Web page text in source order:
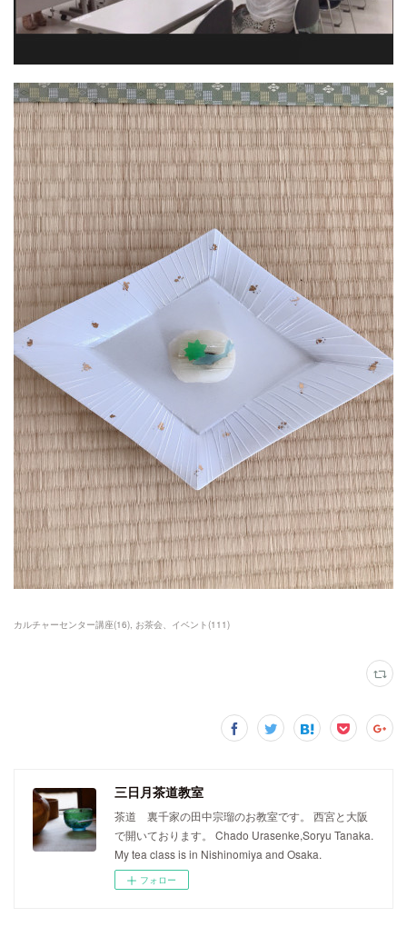
カルチャーセンター講座(16) お茶会、イベント(111)
三日月茶道教室
茶道 裏千家の田中宗瑠のお教室です。 西宮と大阪
で開いております。 Chado Urasenke,Soryu Tanaka.
My tea class is in Nishinomiya and Osaka.
フォロー